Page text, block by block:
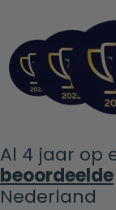
Al 4 jaar op
beoordeelde
Nederland